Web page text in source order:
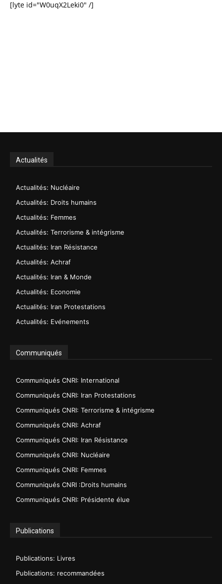
[lyte id="W0uqX2Leki0" /]
Actualités
Actualités: Nucléaire
Actualités: Droits humains
Actualités: Femmes
Actualités: Terrorisme & intégrisme
Actualités: Iran Résistance
Actualités: Achraf
Actualités: Iran & Monde
Actualités: Economie
Actualités: Iran Protestations
Actualités: Evénements
Communiqués
Communiqués CNRI: International
Communiqués CNRI: Iran Protestations
Communiqués CNRI: Terrorisme & intégrisme
Communiqués CNRI: Achraf
Communiqués CNRI: Iran Résistance
Communiqués CNRI: Nucléaire
Communiqués CNRI: Femmes
Communiqués CNRI :Droits humains
Communiqués CNRI: Présidente élue
Publications
Publications: Livres
Publications: recommandées